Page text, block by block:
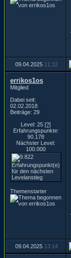
09.04.2025 11:12
errikos1os
Mitglied
Dabei seit:
02.02.2018
Beiträge: 29
Level: 25 [?]
Erfahrungspunkte:
90.178
Nächster Level:
100.000
Themenstarter
09.04.2025 13:14